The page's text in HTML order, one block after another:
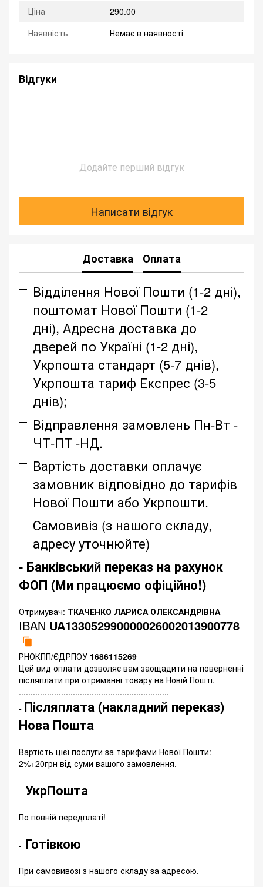
Ціна
290.00
Наявність
Немає в наявності
Відгуки
Додайте перший відгук
Написати відгук
Доставка Оплата
Відділення Нової Пошти (1-2 дні),
поштомат Нової Пошти (1-2
дні), Адресна доставка до
дверей по Україні (1-2 дні),
Укрпошта стандарт (5-7 днів),
Укрпошта тариф Експрес (3-5
днів);
Відправлення замовлень Пн-Вт -
ЧТ-ПТ -НД.
Вартість доставки оплачує
замовник відповідно до тарифів
Нової Пошти або Укрпошти.
Самовивіз (з нашого складу,
адресу уточнюйте)
- Банківський переказ на рахунок
ФОП (Ми працюємо офіційно!)
Отримувач: ТКАЧЕНКО ЛАРИСА ОЛЕКСАНДРІВНА
IBAN UA133052990000026002013900778
РНОКПП/ЄДРПОУ 1686115269
Цей вид оплати дозволяє вам заощадити на поверненні
післяплати при отриманні товару на Новій Пошті.
................................................................
- Післяплата (накладний переказ)
Нова Пошта
Вартість цієї послуги за тарифами Нової Пошти:
2%+20грн від суми вашого замовлення.
- УкрПошта
По повній передплаті!
- Готівкою
При самовивозі з нашого складу за адресою.